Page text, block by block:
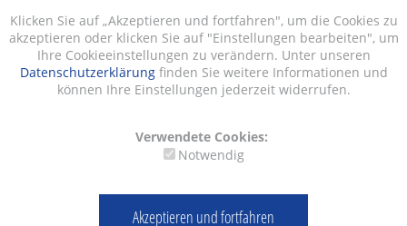
Klicken Sie auf „Akzeptieren und fortfahren", um die Cookies zu
akzeptieren oder klicken Sie auf "Einstellungen bearbeiten", um
Ihre Cookieeinstellungen zu verändern. Unter unseren
Datenschutzerklärungfinden Sie weitere Informationen und
können Ihre Einstellungen jederzeit widerrufen.
Verwendete Cookies:
Notwendig
Akzeptieren und fortfahren